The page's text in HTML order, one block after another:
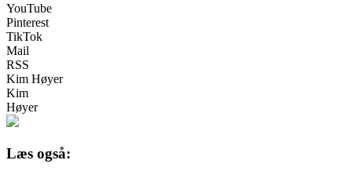
YouTube
Pinterest
TikTok
Mail
RSS
Kim Høyer
Kim
Høyer
Læs også: